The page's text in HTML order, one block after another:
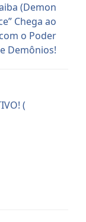
(Demon
Chega ao
o Poder
Demônios!
(